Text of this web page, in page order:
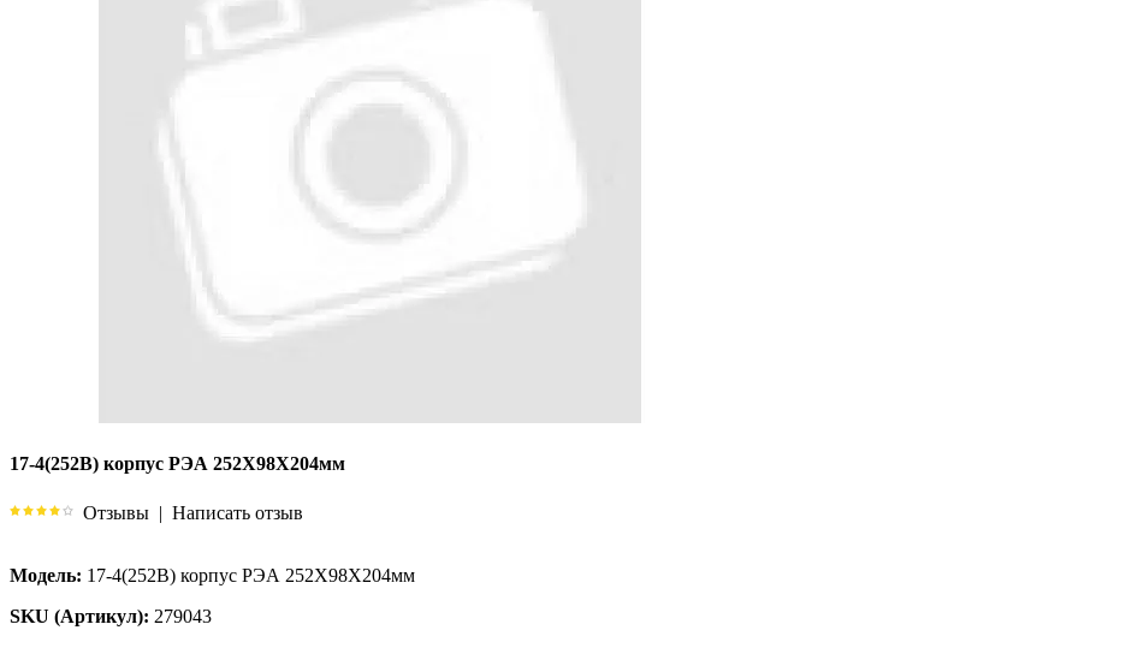
17-4(252B) корпус РЭА 252X98X204мм
Отзывы | Написать отзыв
Модель: 17-4(252B) корпус РЭА 252X98X204мм
SKU (Артикул): 279043